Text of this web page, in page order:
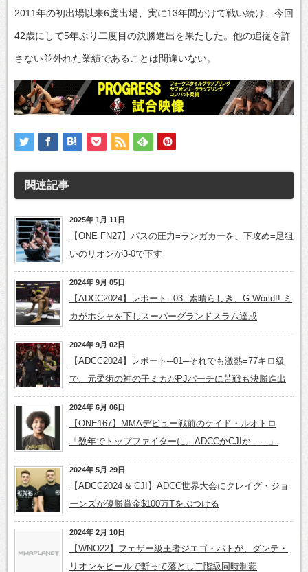
2011年の初出場以来6度出場、実に13年間かけて戦い続け、今回
42歳にして5年ぶり二度目の決勝進出を果たした。他の追従を許
さない並外れた業績であることは間違いない。
関連記事
2025年 1月 11日
【ONE FN27】パスの圧力=ランガカーを、下攻め=足狙
いのリオンが3-0で下す
2024年 9月 05日
【ADCC2024】レポート─03─素晴らしき、G-World!! ミ
カがホシャを下しスーパーグランドスラム達成
2024年 9月 02日
【ADCC2024】レポート─01─それでも激熱=77キロ級
で、元柔術の神の子ミカがPJパーチに苦戦も決勝進出
2024年 6月 06日
【ONE167】MMAデビュー戦前のケイド・ルオトロ
「数年でトップファイターに。ADCCかCJIか……」
2024年 5月 29日
【ADCC2024 & CJI】ADCC世界大会にクレイグ・ジョ
ーンズが優勝賞金$100万Tをぶつける
2024年 2月 10日
【WNO22】フェザー級王者ジエゴ・パトが、ダンテ・
リオンをヒールで斬って落とし二階級同時制覇